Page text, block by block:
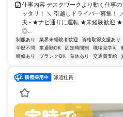
仕事内容 デスクワークより動く仕事
ッタリ！ ＼ 引越しドライバ―募集！
夫 - ★ナビ通りに運転 ★未経験歓迎 ★
◎...
制服あり 業界未経験者歓迎 資格取得支援あり
学歴不問
車通勤OK 固定時間制 職場見学可
研修あり
ブランクOK 育休あり 交通費支給
派遣社員